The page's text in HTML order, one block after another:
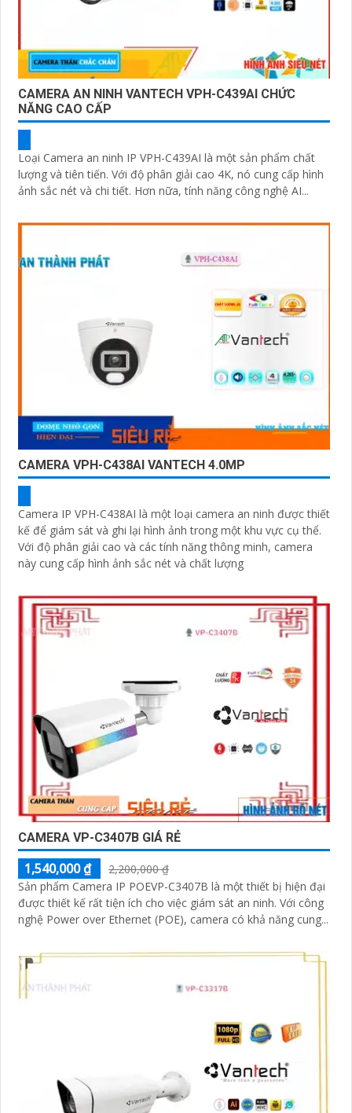
CAMERA AN NINH VANTECH VPH-C439AI CHỨC
NĂNG CAO CẤP
Loại Camera an ninh IP VPH-C439AI là một sản phẩm chất
lượng và tiên tiến. Với độ phân giải cao 4K, nó cung cấp hình
ảnh sắc nét và chi tiết. Hơn nữa, tính năng công nghệ AI...
CAMERA VPH-C438AI VANTECH 4.0MP
Camera IP VPH-C438AI là một loại camera an ninh được thiết
kế để giám sát và ghi lại hình ảnh trong một khu vực cụ thể.
Với độ phân giải cao và các tính năng thông minh, camera
này cung cấp hình ảnh sắc nét và chất lượng
CAMERA VP-C3407B GIÁ RẺ
1,540,000 ₫
2,200,000 ₫
Sản phẩm Camera IP POEVP-C3407B là một thiết bị hiện đại
được thiết kế rất tiện ích cho việc giám sát an ninh. Với công
nghệ Power over Ethernet (POE), camera có khả năng cung...